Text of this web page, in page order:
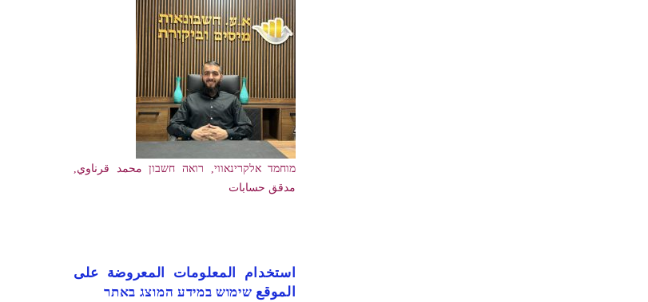
מוחמד אלקרינאווי, רואה חשבון محمد قرناوي,
مدقق حسابات
استخدام المعلومات المعروضة على
الموقع שימוש במידע המוצג באתר